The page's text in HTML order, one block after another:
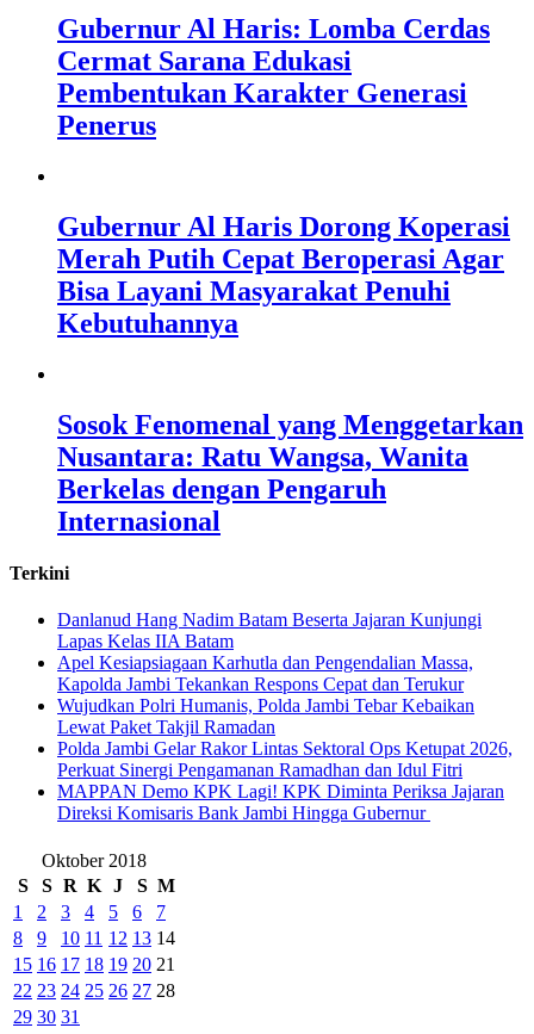
Gubernur Al Haris: Lomba Cerdas
Cermat Sarana Edukasi
Pembentukan Karakter Generasi
Penerus
Gubernur Al Haris Dorong Koperasi
Merah Putih Cepat Beroperasi Agar
Bisa Layani Masyarakat Penuhi
Kebutuhannya
Sosok Fenomenal yang Menggetarkan
Nusantara: Ratu Wangsa, Wanita
Berkelas dengan Pengaruh
Internasional
Terkini
Danlanud Hang Nadim Batam Beserta Jajaran Kunjungi
Lapas Kelas IIA Batam
Apel Kesiapsiagaan Karhutla dan Pengendalian Massa,
Kapolda Jambi Tekankan Respons Cepat dan Terukur
Wujudkan Polri Humanis, Polda Jambi Tebar Kebaikan
Lewat Paket Takjil Ramadan
Polda Jambi Gelar Rakor Lintas Sektoral Ops Ketupat 2026,
Perkuat Sinergi Pengamanan Ramadhan dan Idul Fitri
‎MAPPAN Demo KPK Lagi! KPK Diminta Periksa Jajaran
Direksi Komisaris Bank Jambi Hingga Gubernur ‎
Oktober 2018
S
S R K J S M
1
2 3 4 5 6
7
8
9 10 11 12 13 14
15 16 17 18 19 20 21
22 23 24 25 26 27 28
29 30 31